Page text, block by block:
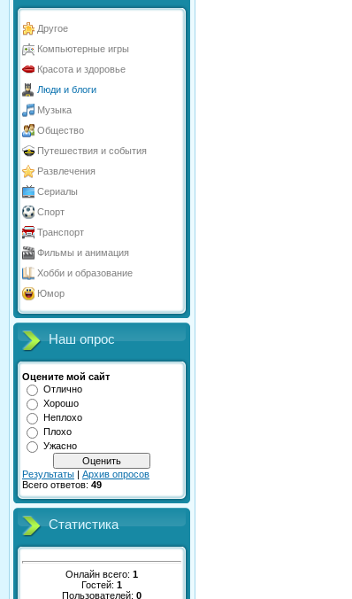
Другое
Компьютерные игры
Красота и здоровье
Люди и блоги
Музыка
Общество
Путешествия и события
Развлечения
Сериалы
Спорт
Транспорт
Фильмы и анимация
Хобби и образование
Юмор
Наш опрос
Оцените мой сайт
Отлично
Хорошо
Неплохо
Плохо
Ужасно
Результаты | Архив опросов
Всего ответов: 49
Статистика
Онлайн всего: 1
Гостей: 1
Пользователей: 0